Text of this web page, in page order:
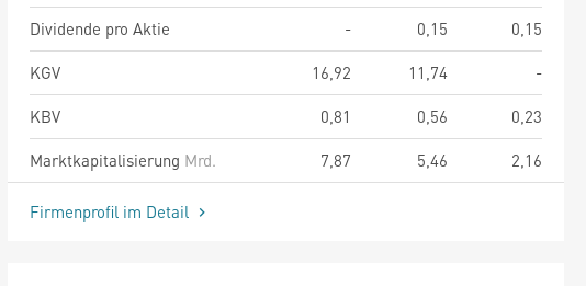
Dividende pro Aktie
- 0,15
0,15
KGV
16,92 11,74
-
KBV
0,81 0,56
0,23
Marktkapitalisierung Mrd. 7,87 5,46 2,16
Firmenprofil im Detail